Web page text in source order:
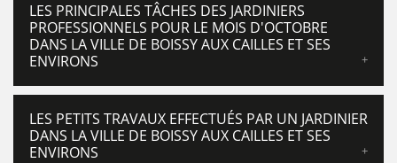
LES PRINCIPALES TÂCHES DES JARDINIERS
PROFESSIONNELS POUR LE MOIS D'OCTOBRE
DANS LA VILLE DE BOISSY AUX CAILLES ET SES
ENVIRONS
LES PETITS TRAVAUX EFFECTUÉS PAR UN JARDINIER
DANS LA VILLE DE BOISSY AUX CAILLES ET SES
ENVIRONS